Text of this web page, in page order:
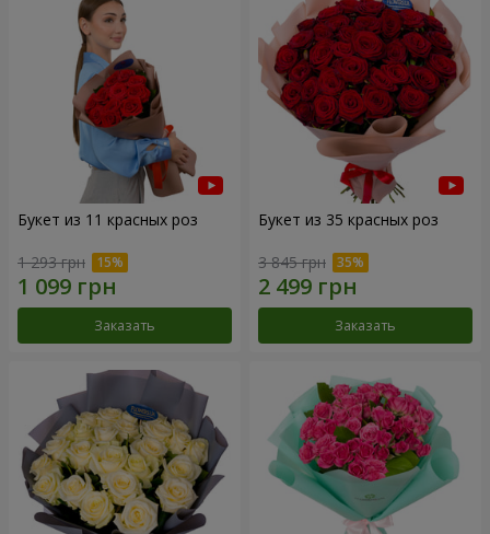
Букет из 11 красных роз
1 293 грн
Заказать
Букет из 35 красных роз
3 845 грн
Заказать